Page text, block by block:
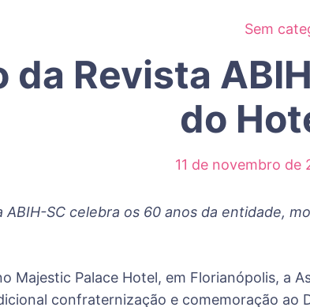
Sem
da Revista
do
11 de novembro de
ABIH-SC celebra os 60 anos da entidade,
Majestic Palace Hotel, em Florianópolis, a
confraternização e comemoração ao